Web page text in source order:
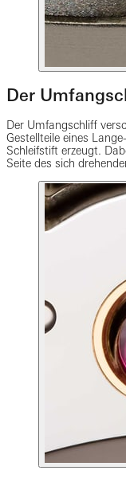
Der
Der Umfangschliff
Gestellteile eines
Schleifstift erzeugt.
Seite des sich